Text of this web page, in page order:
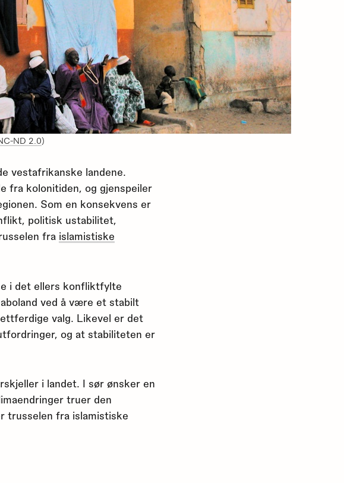
ND 2.0)
vestafrikanske landene.
fra kolonitiden, og gjenspeiler
Som en konsekvens er
politisk ustabilitet,
fra islamistiske
i det ellers konfliktfylte
ved å være et stabilt
valg. Likevel er det
og at stabiliteten er
i landet. I sør ønsker en
truer den
trusselen fra islamistiske